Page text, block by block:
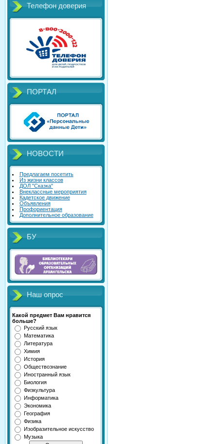
Телефон доверия
ПОРТАЛ
НОВОСТИ
Предлагаем посетить
Из жизни классов
ДОЛ "Сказка"
Внеклассные мероприятия
Кадетское движение
Объявления
Профориентация
Дополнительное образование
БУ
Наш опрос
Какой предмет Вам нравится
больше?
Русский язык
Математика
Литература
Химия
История
Обществознание
Иностранный язык
Биология
Физкультура
Информатика
Экономика
География
Физика
Изобразительное искусство
Музыка